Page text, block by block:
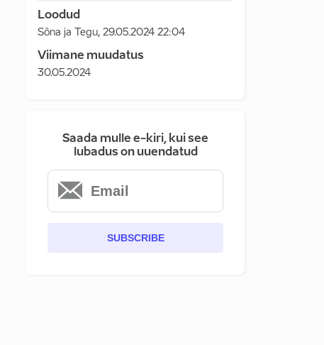
Loodud
Sõna ja Tegu, 29.05.2024 22:04
Viimane muudatus
30.05.2024
Saada mulle e-kiri, kui see
lubadus on uuendatud
SUBSCRIBE